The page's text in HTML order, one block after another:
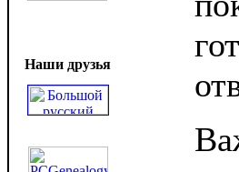
Наши друзья